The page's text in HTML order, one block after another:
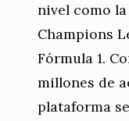
nivel como
Champions
Fórmula 1.
millones de
plataforma